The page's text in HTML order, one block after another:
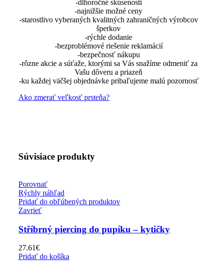
-dlhoročné skúsenosti
-najnižšie možné ceny
-starostlivo vyberaných kvalitných zahraničných výrobcov
šperkov
-rýchle dodanie
-bezproblémové riešenie reklamácií
-bezpečnosť nákupu
-rôzne akcie a súťaže, ktorými sa Vás snažíme odmeniť za
Vašu dôveru a priazeň
-ku každej väčšej objednávke pribaľujeme malú pozornosť
Ako zmerať veľkosť prsteňa?
Súvisiace produkty
Porovnať
Rýchly náhľad
Pridať do obľúbených produktov
Zavrieť
Stříbrný piercing do pupíku – kytičky
27.61€
Pridať do košíka